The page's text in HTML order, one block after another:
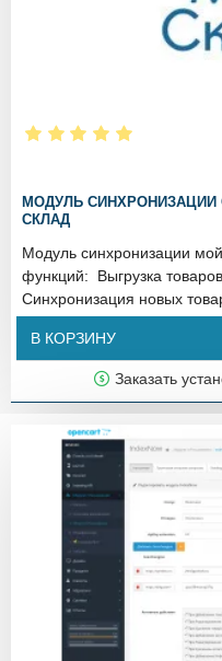
МОДУЛЬ СИНХРОНИЗАЦИИ
СКЛАД
Модуль синхронизации
функций: Выгрузка
Синхронизация новых
В КОРЗИНУ
Заказать